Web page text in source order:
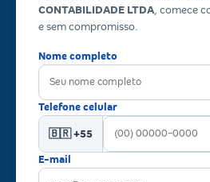
CONTABILIDADE LTDA, comece
e sem compromisso.
Nome completo
Telefone celular
🇧🇷 +55
E-mail